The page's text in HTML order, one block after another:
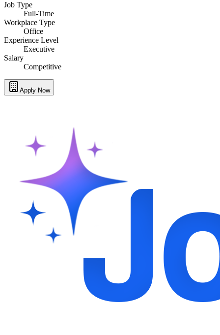
Job Type
Full-Time
Workplace Type
Office
Experience Level
Executive
Salary
Competitive
Apply Now